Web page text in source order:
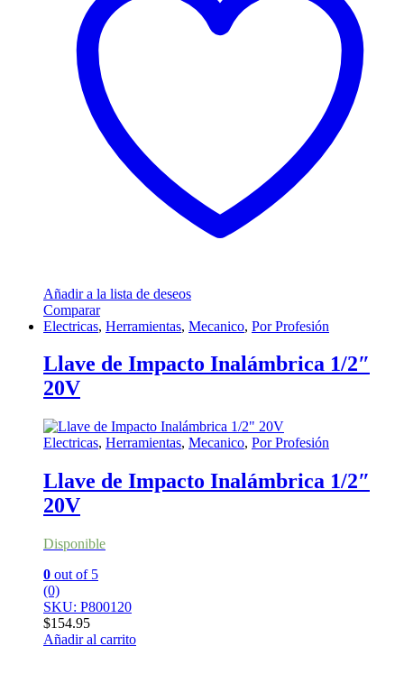
Añadir a la lista de deseos
Comparar
Electricas, Herramientas, Mecanico, Por Profesión
Llave de Impacto Inalámbrica 1/2″
20V
Electricas, Herramientas, Mecanico, Por Profesión
Llave de Impacto Inalámbrica 1/2″
20V
Disponible
0 out of 5
(0)
SKU: P800120
$154.95
Añadir al carrito